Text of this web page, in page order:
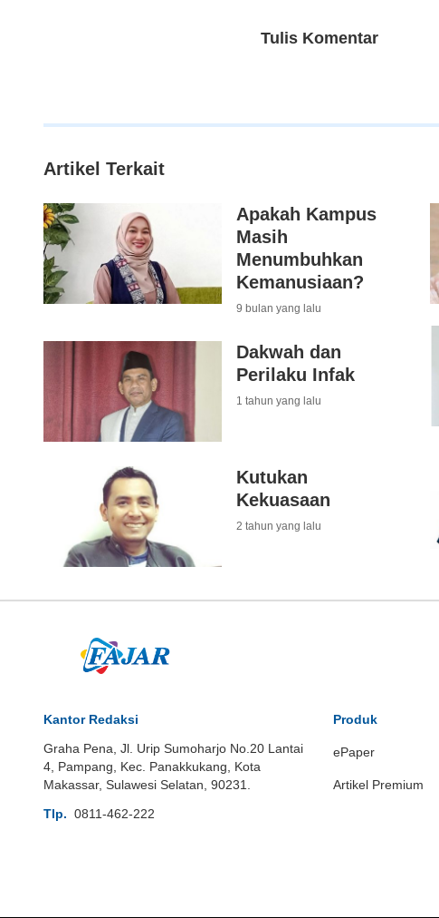
Tulis Komentar
Artikel Terkait
Apakah Kampus
Masih
Menumbuhkan
Kemanusiaan?
9 bulan yang lalu
Dakwah dan
Perilaku Infak
1 tahun yang lalu
Kutukan
Kekuasaan
2 tahun yang lalu
Kantor Redaksi
Graha Pena, Jl. Urip Sumoharjo No.20 Lantai
4, Pampang, Kec. Panakkukang, Kota
Makassar, Sulawesi Selatan, 90231.
Tlp. 0811-462-222
Produk
ePaper
Artikel Premium